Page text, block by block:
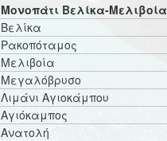
Μονοπάτι Βελίκα-Μελιβοία
Βελίκα
Ρακοπόταμος
Μελιβοία
Μεγαλόβρυσο
Λιμάνι Αγιοκάμπου
Αγιόκαμπος
Ανατολή